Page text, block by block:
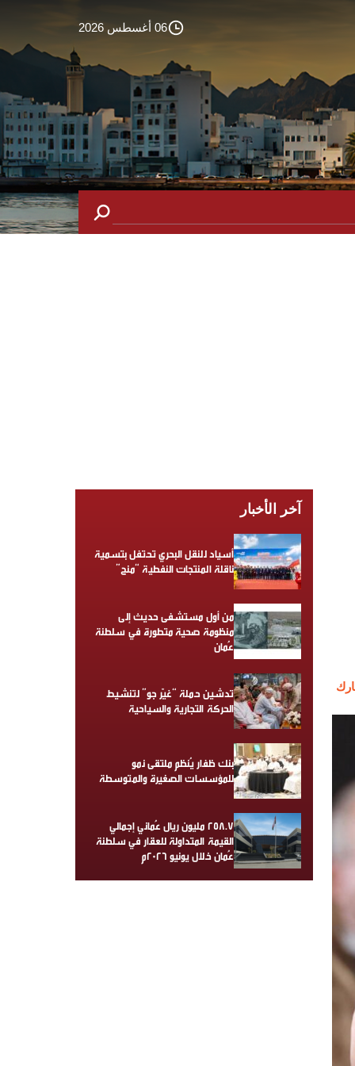
06 أغسطس 2026
آخر الأخبار
أسياد للنقل البحري تحتفل بتسمية
ناقلة المنتجات النفطية “منح”
من أول مستشفى حديث إلى
منظومة صحية متطورة في سلطنة
عُمان
تدشين حملة “غيّر جو” لتنشيط
الحركة التجارية والسياحية
بنك ظفار يُنظم ملتقى نمو
للمؤسسات الصغيرة والمتوسطة
258.7 مليون ريال عُماني إجمالي
القيمة المتداولة للعقار في سلطنة
عُمان خلال يونيو 2026م